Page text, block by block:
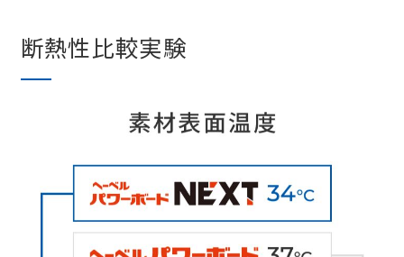
断熱性比較実験